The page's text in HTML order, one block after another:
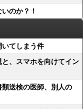
のか？！
てしまう件
、スマホを向けてイン
送検の医師、別人の